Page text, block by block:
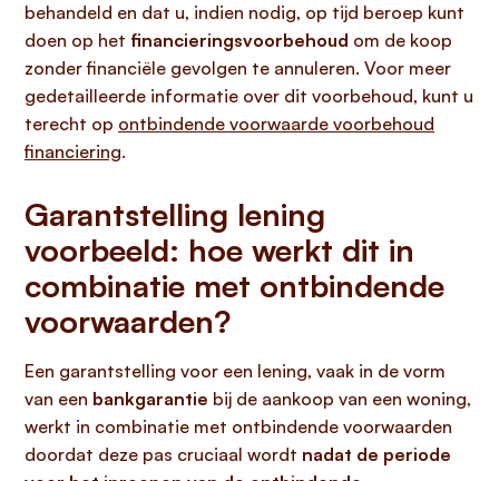
behandeld en dat u, indien nodig, op tijd beroep kunt
doen op het financieringsvoorbehoud om de koop
zonder financiële gevolgen te annuleren. Voor meer
gedetailleerde informatie over dit voorbehoud, kunt u
terecht op ontbindende voorwaarde voorbehoud
financiering.
Garantstelling lening
voorbeeld: hoe werkt dit in
combinatie met ontbindende
voorwaarden?
Een garantstelling voor een lening, vaak in de vorm
van een bankgarantie bij de aankoop van een woning,
werkt in combinatie met ontbindende voorwaarden
doordat deze pas cruciaal wordt nadat de periode